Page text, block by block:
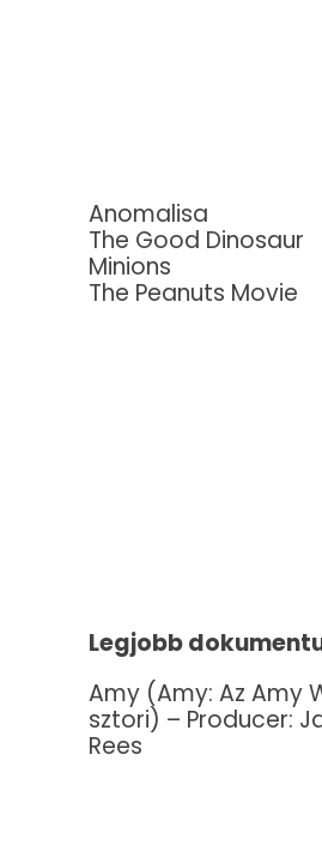
Anomalisa
The Good Dinosaur
Minions
The Peanuts Movie
Legjobb
Amy (Amy: Az Amy
sztori) – Producer:
Rees